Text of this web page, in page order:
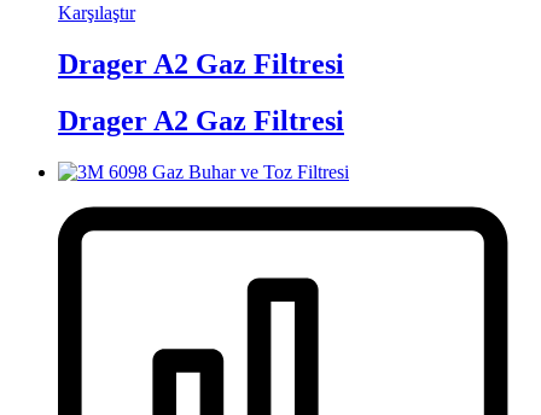
Karşılaştır
Drager A2 Gaz Filtresi
Drager A2 Gaz Filtresi